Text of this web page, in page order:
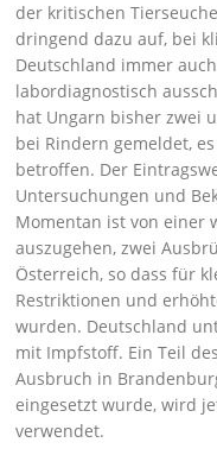
der kritischen
dringend dazu auf, bei
Deutschland immer
labordiagnostisch
hat Ungarn bisher zwei
bei Rindern gemeldet,
betroffen. Der
Untersuchungen und
Momentan ist von einer
auszugehen, zwei
Österreich, so dass für
Restriktionen und
wurden. Deutschland
mit Impfstoff. Ein Teil
Ausbruch in
eingesetzt wurde, wird
verwendet.